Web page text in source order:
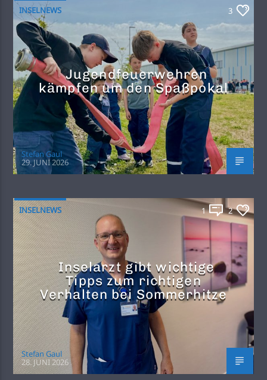
INSELNEWS 3
Jugendfeuerwehren
kämpfen um den Spaßpokal
Stefan Gaul
29. JUNI 2026
INSELNEWS 1 2
Inselarzt gibt wichtige
Tipps zum richtigen
Verhalten bei Sommerhitze
Stefan Gaul
28. JUNI 2026